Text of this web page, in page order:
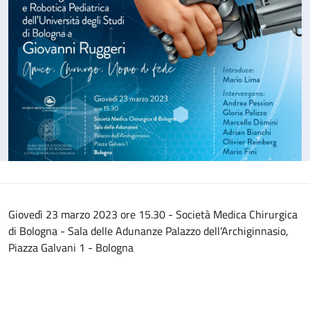
Giovedì 23 marzo 2023 ore 15.30 - Società Medica Chirurgica
di Bologna - Sala delle Adunanze Palazzo dell’Archiginnasio,
Piazza Galvani 1 - Bologna